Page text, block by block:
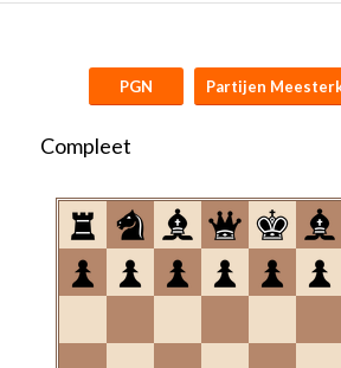
PGN Partijen
Compleet